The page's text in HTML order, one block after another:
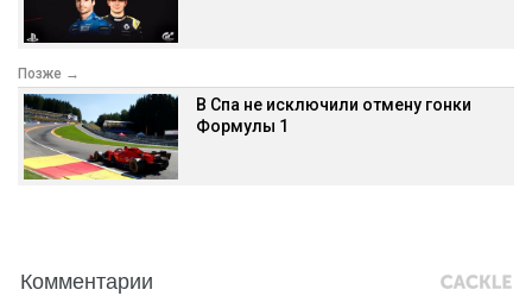
Позже →
В Спа не исключили отмену гонки
Формулы 1
Комментарии